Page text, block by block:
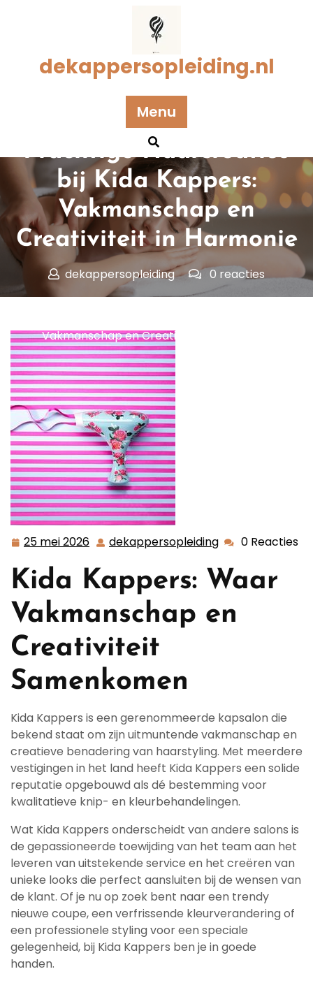
dekappersopleiding.nl
Menu
Geplaatst op 25 mei 2026
Prachtige Haarcreaties
bij Kida Kappers:
Vakmanschap en
Creativiteit in Harmonie
dekappersopleiding
0 reacties
dekappersopleiding.nl>>Uncategorized>>
Vakmanschap en Creativiteit in Harmonie
25 mei 2026 25
2026
dekappersopleiding 0 Reacties
Kida Kappers: Waar
Vakmanschap en
Creativiteit
Samenkomen
Kida Kappers is een gerenommeerde kapsalon die
bekend staat om zijn uitmuntende vakmanschap en
creatieve benadering van haarstyling. Met meerdere
vestigingen in het land heeft Kida Kappers een solide
reputatie opgebouwd als dé bestemming voor
kwalitatieve knip- en kleurbehandelingen.
Wat Kida Kappers onderscheidt van andere salons is
de gepassioneerde toewijding van het team aan het
leveren van uitstekende service en het creëren van
unieke looks die perfect aansluiten bij de wensen van
de klant. Of je nu op zoek bent naar een trendy
nieuwe coupe, een verfrissende kleurverandering of
een professionele styling voor een speciale
gelegenheid, bij Kida Kappers ben je in goede
handen.